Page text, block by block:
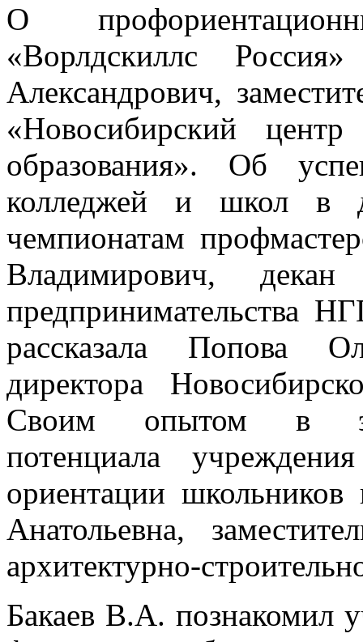
О
«Ворлдскиллс
Александрович,
«Новосибирский центр
образования». Об
колледжей и школ в
чемпионатам
Владимирович,
предпринимательства
рассказала Попова
директора
Своим опытом в
потенциала
ориентации школьников
Анатольевна,
архитектурно-
Бакаев В.А. познакомил